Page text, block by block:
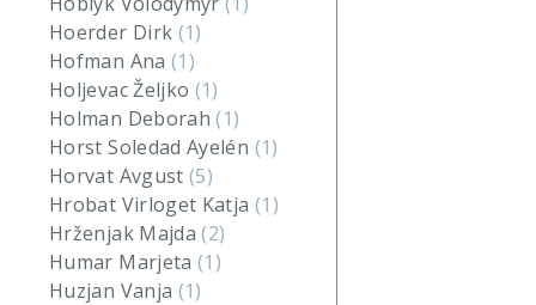
Hoerder Dirk (1)
Hofman Ana (1)
Holjevac Željko (1)
Holman Deborah(1)
Horst Soledad Ayelén (1)
Horvat Avgust(5)
Hrobat Virloget Katja (1)
Hrženjak Majda(2)
Humar Marjeta(1)
Huzjan Vanja (1)